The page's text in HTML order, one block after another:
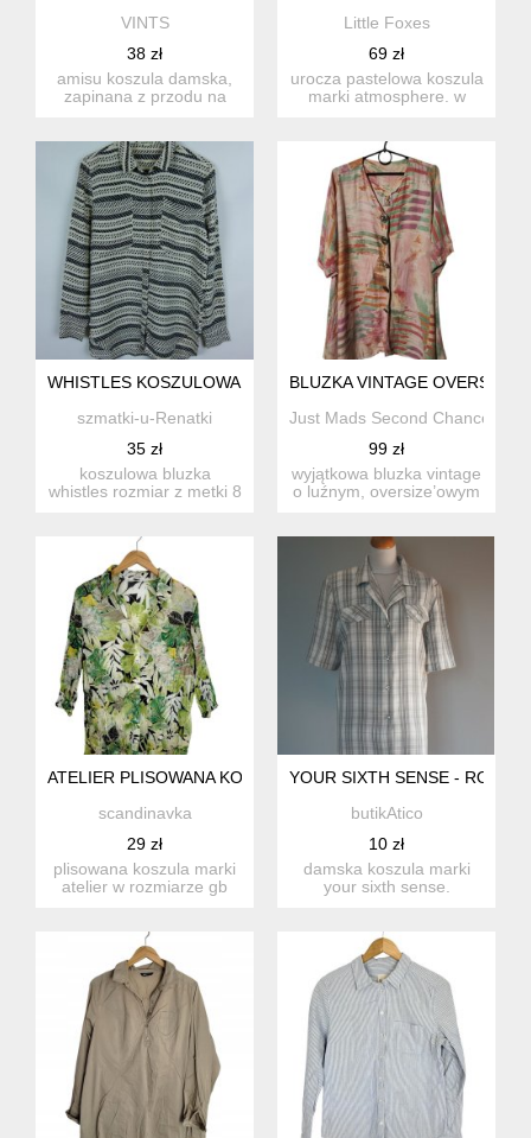
VINTS
38 zł
amisu koszula damska,
zapinana z przodu na
Little Foxes
69 zł
urocza pastelowa koszula
marki atmosphere. w
WHISTLES KOSZULOWA BLUZKA KOSZULA 8 / 36
szmatki-u-Renatki
35 zł
koszulowa bluzka
whistles rozmiar z metki 8
BLUZKA VINTAGE OVERSIZE
Just Mads Second Chance
99 zł
wyjątkowa bluzka vintage
o luźnym, oversize’owym
ATELIER PLISOWANA KOSZULA 50 5XL
scandinavka
29 zł
plisowana koszula marki
atelier w rozmiarze gb
YOUR SIXTH SENSE - ROZM.
butikAtico
10 zł
damska koszula marki
your sixth sense.